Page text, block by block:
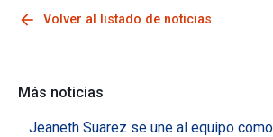
arrow_back Volver al listado de noticias
Más noticias
Jeaneth Suarez se une al equipo